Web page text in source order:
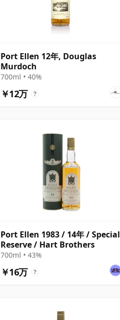
Port Ellen 12年, Douglas
Murdoch
700ml • 40%
￥12万 ?
Port Ellen 1983 / 14年 / Special
Reserve / Hart Brothers
700ml • 43%
￥16万 ?